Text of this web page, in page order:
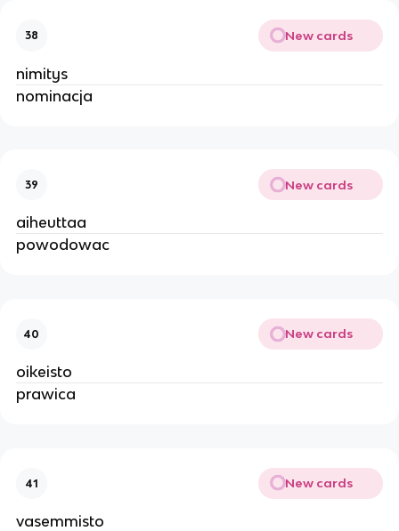
38 New cards
nimitys
nominacja
39 New cards
aiheuttaa
powodowac
40 New cards
oikeisto
prawica
41 New cards
vasemmisto